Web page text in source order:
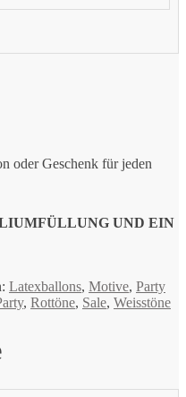
oder Geschenk für jeden
UND EIN
Latexballons, Motive, Party
, Rottöne, Sale, Weisstöne